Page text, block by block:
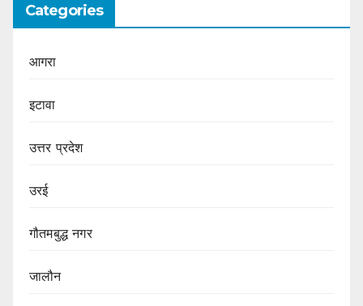
Categories
आगरा
इटावा
उत्तर प्रदेश
उरई
गौतमबुद्ध नगर
जालौन